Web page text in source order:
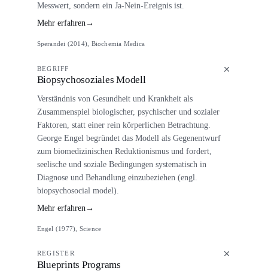
Messwert, sondern ein Ja-Nein-Ereignis ist.
Mehr erfahren →
Sperandei (2014), Biochemia Medica
BEGRIFF
Biopsychosoziales Modell
Verständnis von Gesundheit und Krankheit als
Zusammenspiel biologischer, psychischer und sozialer
Faktoren, statt einer rein körperlichen Betrachtung.
George Engel begründet das Modell als Gegenentwurf
zum biomedizinischen Reduktionismus und fordert,
seelische und soziale Bedingungen systematisch in
Diagnose und Behandlung einzubeziehen (engl.
biopsychosocial model).
Mehr erfahren →
Engel (1977), Science
REGISTER
Blueprints Programs